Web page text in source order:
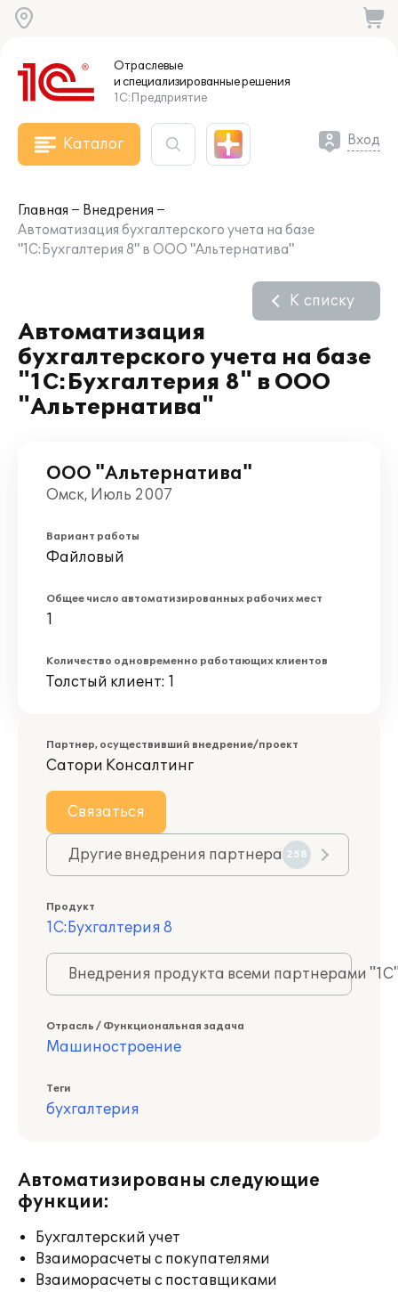
Отраслевые
и специализированныерешения
1С:Предприятие
Каталог Вход
Главная
Внедрения
Автоматизация бухгалтерского учета на базе
"1С:Бухгалтерия 8" в ООО "Альтернатива"
Автоматизация
бухгалтерского учета на базе
"1С:Бухгалтерия 8" в ООО
"Альтернатива"
К списку
ООО "Альтернатива"
Омск, Июль 2007
Вариант работы
Файловый
Общее число автоматизированных рабочих мест
1
Количество одновременно работающих клиентов
Толстый клиент: 1
Партнер, осуществивший внедрение/проект
Сатори Консалтинг
Связаться
Другие внедрения партнера 258
Продукт
1С:Бухгалтерия 8
Внедрения продукта всеми партнерами
Отрасль / Функциональная задача
Машиностроение
Теги
бухгалтерия
Автоматизированы следующие
функции:
Бухгалтерский учет
Взаиморасчеты с покупателями
Взаиморасчеты с поставщиками